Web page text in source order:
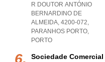
R DOUTOR ANTÓNIO
BERNARDINO DE
ALMEIDA, 4200-072,
PARANHOS PORTO,
PORTO
Sociedade Comercial